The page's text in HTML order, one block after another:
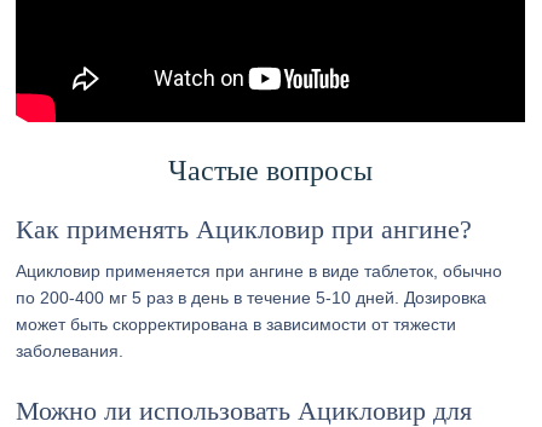
Частые вопросы
Как применять Ацикловир при ангине?
Ацикловир применяется при ангине в виде таблеток, обычно
по 200-400 мг 5 раз в день в течение 5-10 дней. Дозировка
может быть скорректирована в зависимости от тяжести
заболевания.
Можно ли использовать Ацикловир для